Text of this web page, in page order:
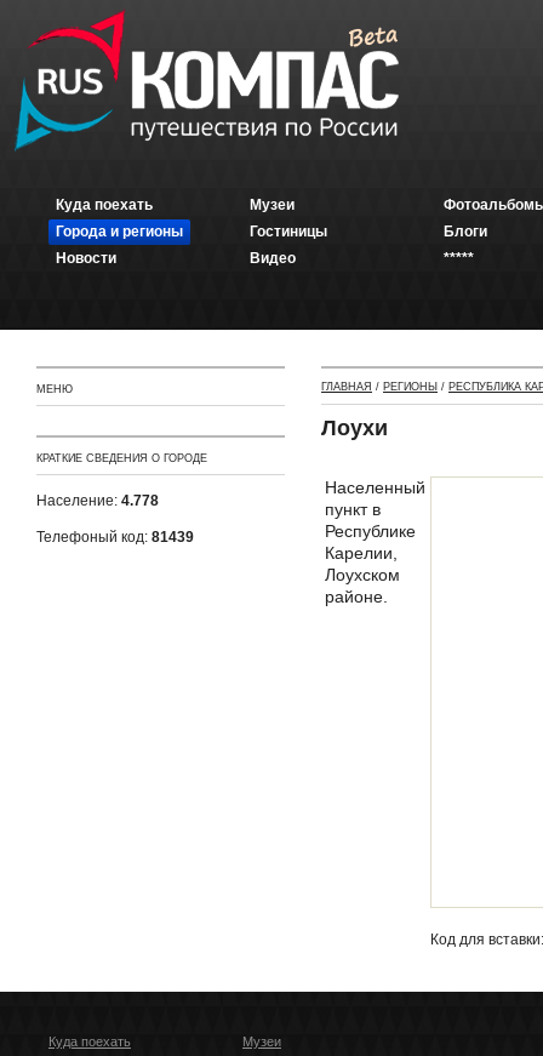
Куда поехать
Города и регионы
Новости
Музеи
Гостиницы
Видео
Блоги
*****
МЕНЮ
КРАТКИЕ СВЕДЕНИЯ О ГОРОДЕ
Население: 4.778
Телефоный код: 81439
ГЛАВНАЯ / РЕГИОНЫ / РЕСПУБЛИКА
Лоухи
Населенный
пункт в
Республике
Карелии,
Лоухском
районе.
Кoд для
Куда поехать
Музеи